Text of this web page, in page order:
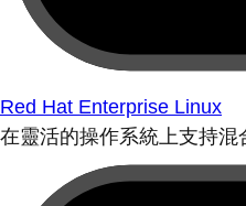
Red Hat Enterprise Linux
在靈活的操作系統上支持混